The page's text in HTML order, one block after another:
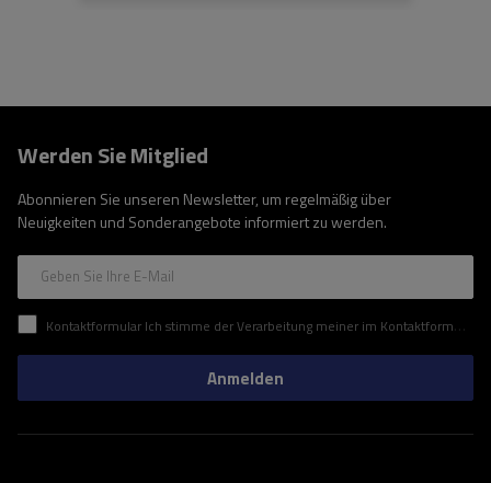
Werden Sie Mitglied
Abonnieren Sie unseren Newsletter, um regelmäßig über
Neuigkeiten und Sonderangebote informiert zu werden.
Geben Sie Ihre E-Mail
Kontaktformular Ich stimme der Verarbeitung meiner im Kontaktformular enthaltenen personenbezogenen Daten gemäß der Verordnung (EU) des Europäischen Parlaments und des Rates zu.
Anmelden